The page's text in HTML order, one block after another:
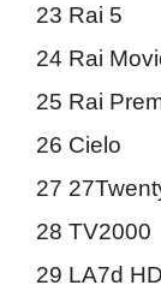
23 Rai 5
24 Rai
25 Rai
26 Cielo
27
28 TV2000
29 LA7d HD